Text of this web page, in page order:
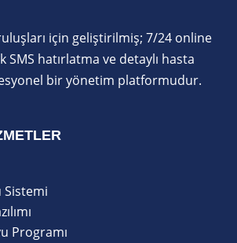
için geliştirilmiş; 7/24 online
hatırlatma ve detaylı hasta
bir yönetim platformudur.
Sistemi
Programı